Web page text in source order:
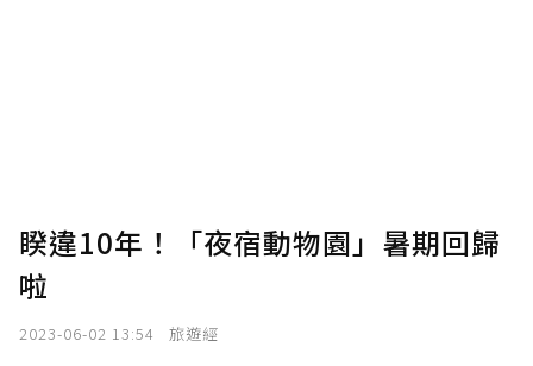
睽違10年！「夜宿動物園」暑期回歸
啦
2023-06-02 13:54 旅遊經